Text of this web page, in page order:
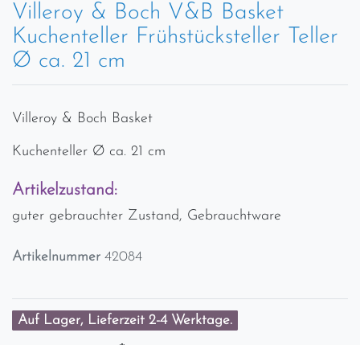
Villeroy & Boch V&B Basket
Kuchenteller Frühstücksteller Teller
Ø ca. 21 cm
Villeroy & Boch Basket
Kuchenteller Ø ca. 21 cm
Artikelzustand:
guter gebrauchter Zustand, Gebrauchtware
Artikelnummer 42084
Auf Lager, Lieferzeit 2-4 Werktage.